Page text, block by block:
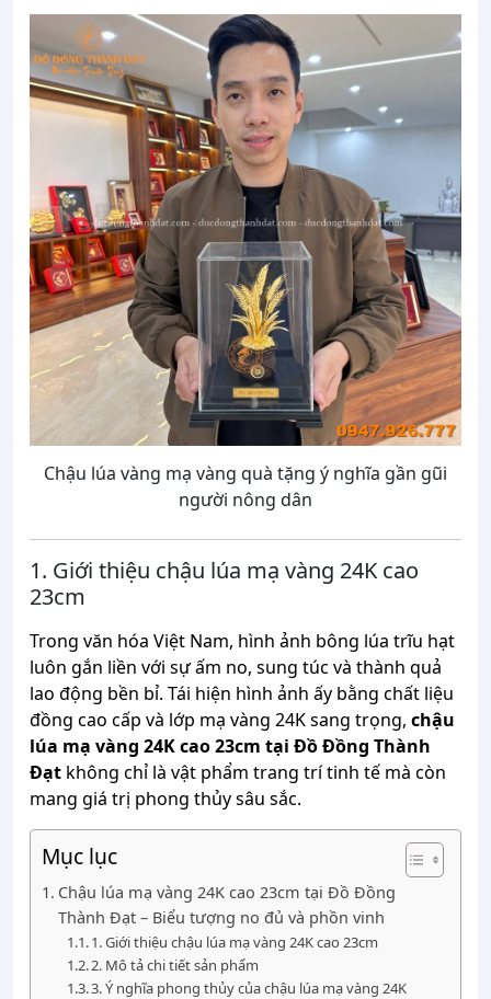
Chậu lúa vàng mạ vàng quà tặng ý nghĩa gần gũi
người nông dân
1. Giới thiệu chậu lúa mạ vàng 24K cao
23cm
Trong văn hóa Việt Nam, hình ảnh bông lúa trĩu hạt
luôn gắn liền với sự ấm no, sung túc và thành quả
lao động bền bỉ. Tái hiện hình ảnh ấy bằng chất liệu
đồng cao cấp và lớp mạ vàng 24K sang trọng, chậu
lúa mạ vàng 24K cao 23cm tại Đồ Đồng Thành
Đạt không chỉ là vật phẩm trang trí tinh tế mà còn
mang giá trị phong thủy sâu sắc.
Mục lục
Chậu lúa mạ vàng 24K cao 23cm tại Đồ Đồng
Thành Đạt – Biểu tượng no đủ và phồn vinh
1. Giới thiệu chậu lúa mạ vàng 24K cao 23cm
2. Mô tả chi tiết sản phẩm
3. Ý nghĩa phong thủy của chậu lúa mạ vàng 24K